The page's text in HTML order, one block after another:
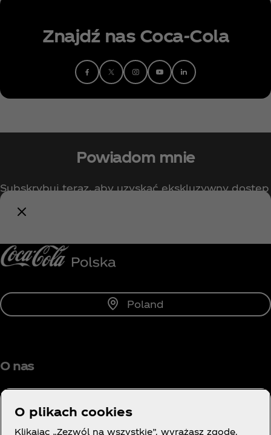
Znajdź nas Coca‑Cola
Powiadom mnie
Subskrybuj teraz, aby uzyskać ekskluzywny dostęp
do wszystkiego, co związane z Coca‑Cola!
Poland
O nas
O plikach cookies
Klikając „Zezwól na wszystkie”, wyrażasz zgodę,